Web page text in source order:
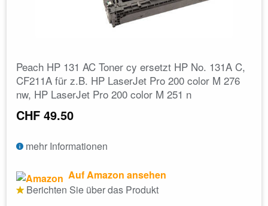
Peach HP 131 AC Toner cy ersetzt HP No. 131A C,
CF211A für z.B. HP LaserJet Pro 200 color M 276
nw, HP LaserJet Pro 200 color M 251 n
CHF 49.50
mehr Informationen
Auf Amazon ansehen
Berichten Sie über das Produkt